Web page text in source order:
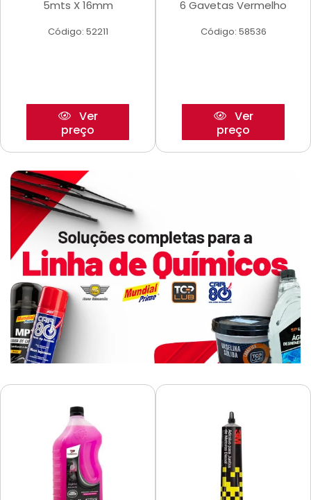
5mts X 16mm
Código: 52211
Ver
preço
6 Gavetas Vermelho
Código: 58536
Ver
preço